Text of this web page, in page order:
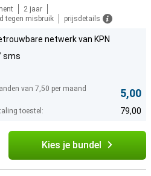
2 jaar
tegen misbruik
prijsdetails
netwerk van KPN
sms
van 7,50 per maand
5,00
toestel: 79,00
Kies je bundel